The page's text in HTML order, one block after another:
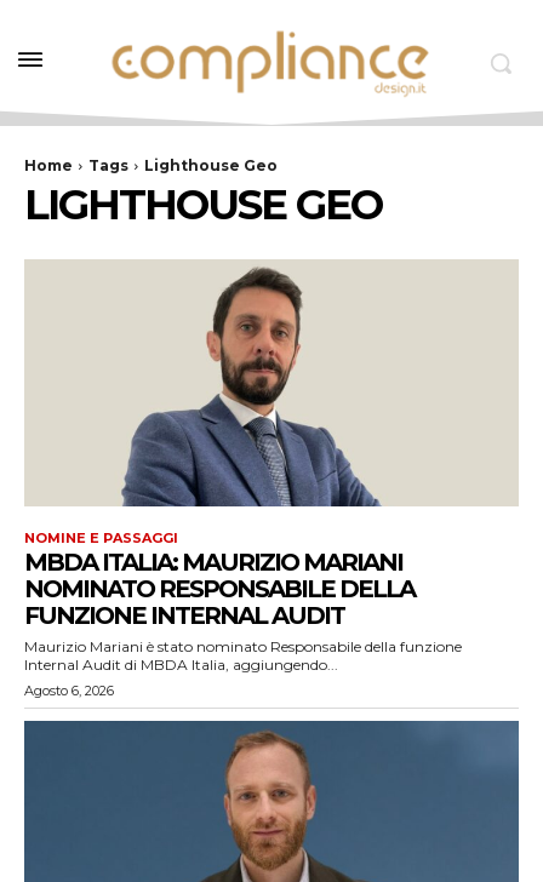
Home Tags Lighthouse Geo
LIGHTHOUSE GEO
NOMINE E PASSAGGI
MBDA ITALIA: MAURIZIO MARIANI
NOMINATO RESPONSABILE DELLA
FUNZIONE INTERNAL AUDIT
Maurizio Mariani è stato nominato Responsabile della funzione
Internal Audit di MBDA Italia, aggiungendo...
Agosto 6, 2026